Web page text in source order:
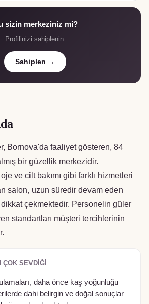
Bornova'da faaliyet gösteren, 84
bir güzellik merkezidir.
ve cilt bakımı gibi farklı hizmetleri
salon, uzun süredir devam eden
çekmektedir. Personelin güler
standartları müşteri tercihlerinin
ÇOK SEVDIĞI
daha önce kaş yoğunluğu
dahi belirgin ve doğal sonuçlar
sizin merkeziniz mi?
Profilinizi sahiplenin.
Sahiplen →